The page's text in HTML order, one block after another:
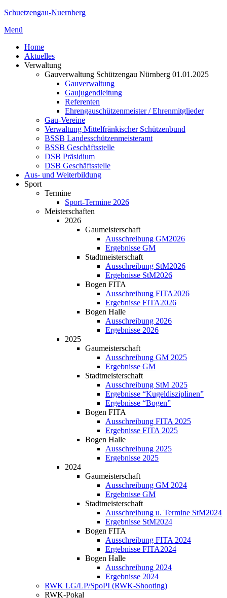
Zum
springen
Schuetzengau-Nuernberg
Menü
Home
Aktuelles
Verwaltung
Gauverwaltung Schützengau Nürnberg 01.01.2025
Gauverwaltung
Gaujugendleitung
Referenten
Ehrengauschützenmeister / Ehrenmitglieder
Gau-Vereine
Verwaltung Mittelfränkischer Schützenbund
BSSB Landesschützenmeisteramt
BSSB Geschäftsstelle
DSB Präsidium
DSB Geschäftsstelle
Aus- und Weiterbildung
Sport
Termine
Sport-Termine 2026
Meisterschaften
2026
Gaumeisterschaft
Ausschreibung GM2026
Ergebnisse GM
Stadtmeisterschaft
Ausschreibung StM2026
Ergebnisse StM2026
Bogen FITA
Ausschreibung FITA2026
Ergebnisse FITA2026
Bogen Halle
Ausschreibung 2026
Ergebnisse 2026
2025
Gaumeisterschaft
Ausschreibung GM 2025
Ergebnisse GM
Stadtmeisterschaft
Ausschreibung StM 2025
Ergebnisse “Kugeldisziplinen”
Ergebnisse “Bogen”
Bogen FITA
Ausschreibung FITA 2025
Ergebnisse FITA 2025
Bogen Halle
Ausschreibung 2025
Ergebnisse 2025
2024
Gaumeisterschaft
Ausschreibung GM 2024
Ergebnisse GM
Stadtmeisterschaft
Ausschreibung u. Termine StM2024
Ergebnisse StM2024
Bogen FITA
Ausschreibung FITA 2024
Ergebnisse FITA2024
Bogen Halle
Ausschreibung 2024
Ergebnisse 2024
RWK LG/LP/SpoPI (RWK-Shooting)
RWK-Pokal